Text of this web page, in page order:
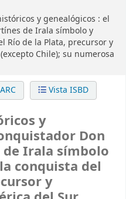
y genealógicos : el
de Irala símbolo y
Río de la Plata, precursor y
Chile); su numerosa
Vista ISBD
y
Don
Irala símbolo
conquista del
y